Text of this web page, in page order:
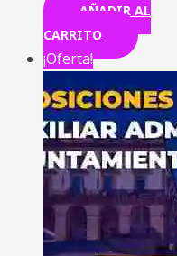
AÑADIR AL
CARRITO
¡Oferta!